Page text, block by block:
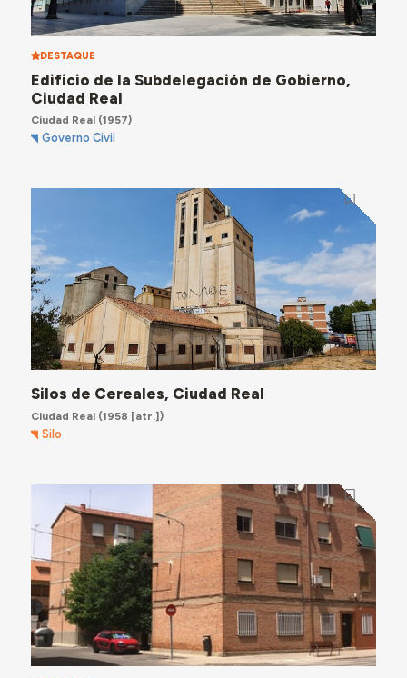
DESTAQUE
Edificio de la Subdelegación de Gobierno,
Ciudad Real
Ciudad Real(1957)
Governo Civil
Silos de Cereales, Ciudad Real
Ciudad Real(1958 [atr.])
Silo